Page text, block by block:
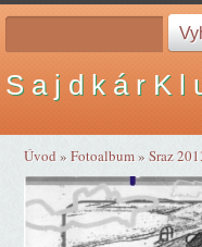
S a j d k á r K l
Úvod »Fotoalbum»Sraz